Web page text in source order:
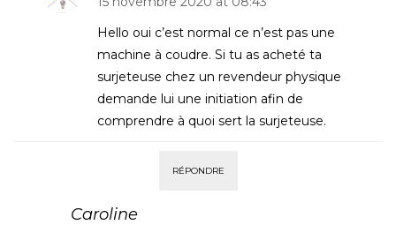
Hello oui c’est normal ce n’est pas une
machine à coudre. Si tu as acheté ta
surjeteuse chez un revendeur physique
demande lui une initiation afin de
comprendre à quoi sert la surjeteuse.
RÉPONDRE
Caroline